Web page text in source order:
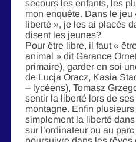
secours les enfants, les
mon enquête. Dans le jeu
liberté », je les ai placés
disent les jeunes?
Pour être libre, il faut «
animal » dit Garance
primaire), garder en soi
de Lucja Oracz, Kasia
– lycéens), Tomasz
sentir la liberté lors de
montagne. Enfin plusieurs
simplement la liberté
sur l’ordinateur ou au